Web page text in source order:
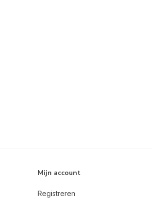
Mijn account
Registreren